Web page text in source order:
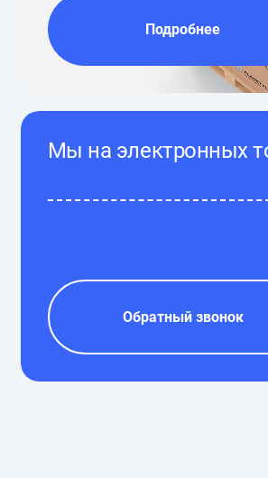
Подробнее
Мы на электронных
Обратный звонок